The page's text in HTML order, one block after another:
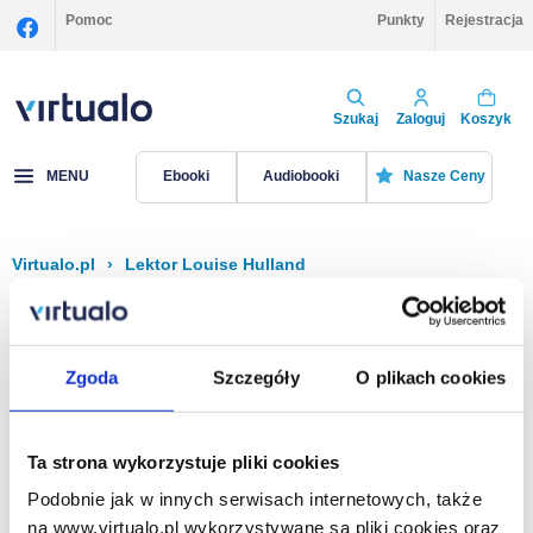
Zgoda Szczegóły O plikach cookies
Ta strona wykorzystuje pliki cookies
Podobnie jak w innych serwisach internetowych, także
na www.virtualo.pl wykorzystywane są pliki cookies oraz
Pomoc Punkty Rejestracja
Szukaj Zaloguj Koszyk
MENU Ebooki Audiobooki Nasze Ceny
Virtualo.pl › Lektor Louise Hulland
Filtruj Sortuj
Na stronie